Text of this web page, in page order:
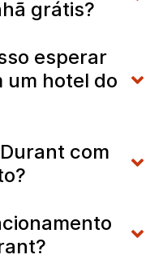
grátis?
esperar
um hotel do
com